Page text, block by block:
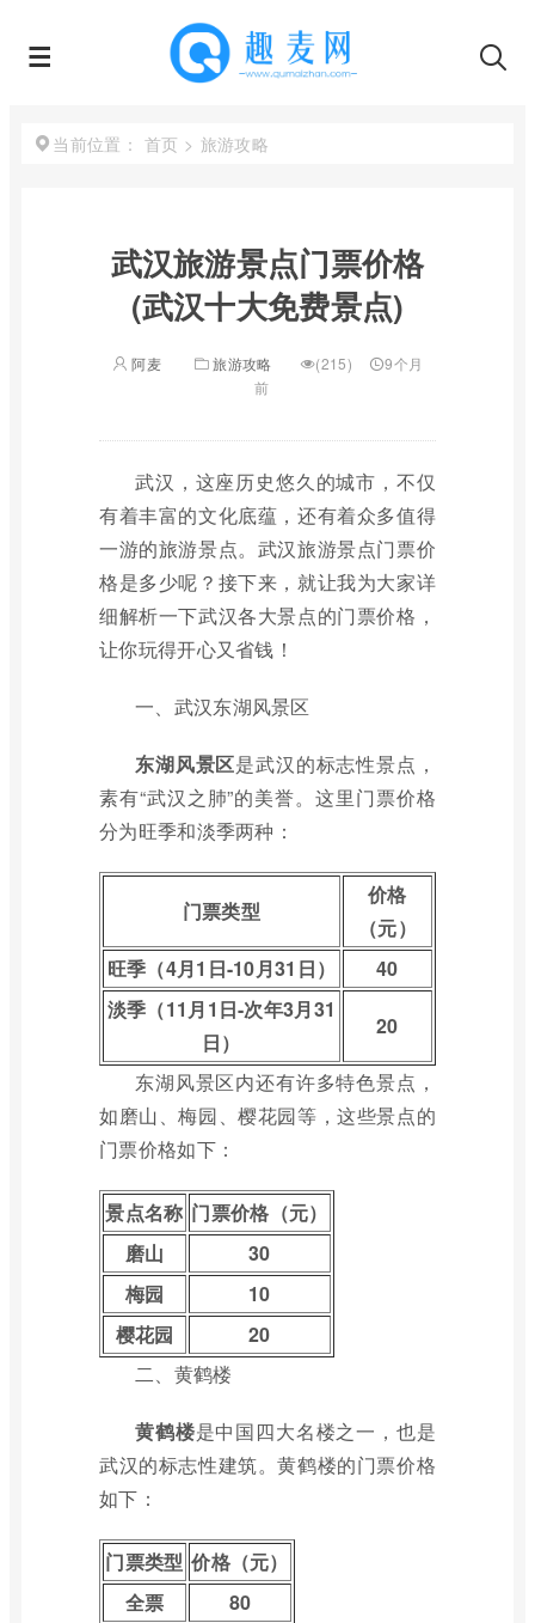
当前位置： 首页 > 旅游攻略
武汉旅游景点门票价格
(武汉十大免费景点)
阿麦 旅游攻略 (215)
9个月
前
武汉，这座历史悠久的城市，不仅
有着丰富的文化底蕴，还有着众多值得
一游的旅游景点。武汉旅游景点门票价
格是多少呢？接下来，就让我为大家详
细解析一下武汉各大景点的门票价格，
让你玩得开心又省钱！
一、武汉东湖风景区
东湖风景区是武汉的标志性景点，
素有“武汉之肺”的美誉。这里门票价格
分为旺季和淡季两种：
门票类型
价格
（元）
旺季（4月1日-10月31日）
40
淡季（11月1日-次年3月31
日）
20
东湖风景区内还有许多特色景点，
如磨山、梅园、樱花园等，这些景点的
门票价格如下：
景点名称 门票价格（元）
磨山
30
梅园
10
樱花园
20
二、黄鹤楼
黄鹤楼是中国四大名楼之一，也是
武汉的标志性建筑。黄鹤楼的门票价格
如下：
门票类型 价格（元）
全票
80